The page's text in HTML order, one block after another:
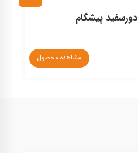
پیشگام
مشاهده محصول